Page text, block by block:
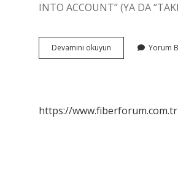
INTO ACCOUNT” (YA DA
Devamını okuyun
Önünde
Yorum
https://www.fiberforum.com.tr